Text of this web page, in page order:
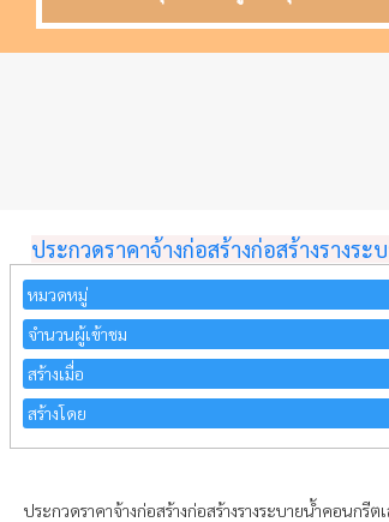
"วิ
ประกวดราคาจ้างก่อสร้างก่อสร้างราง
หมวดหมู่
จำนวนผู้เข้าชม
สร้างเมื่อ
สร้างโดย
ประกวดราคาจ้างก่อสร้างก่อสร้างรางระบายน้ำคอนก